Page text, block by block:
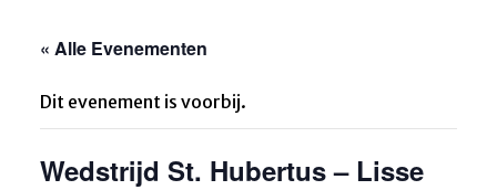
« Alle Evenementen
Dit evenement is voorbij.
Wedstrijd St. Hubertus – Lisse